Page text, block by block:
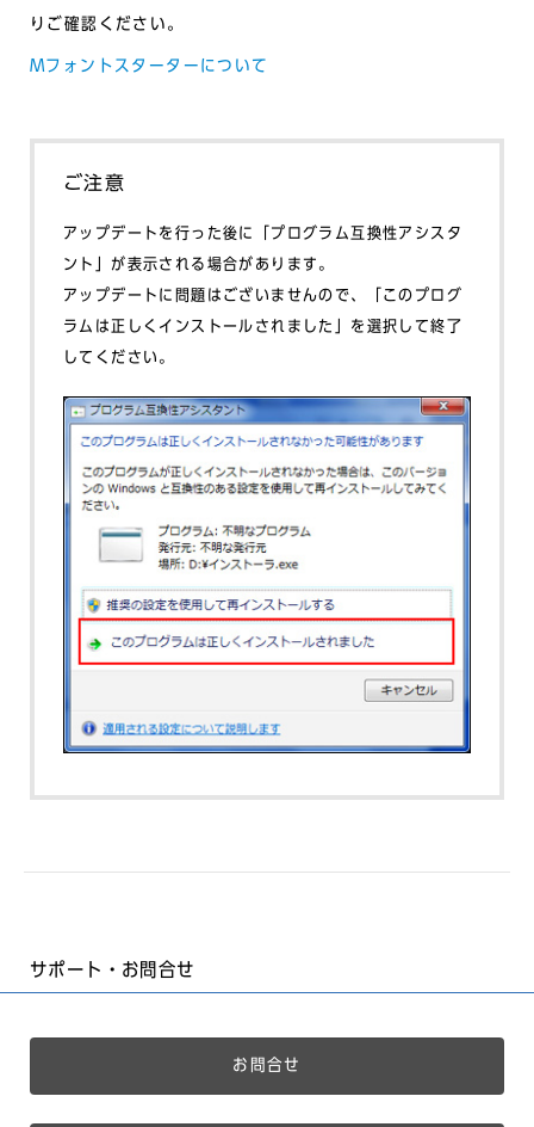
りご確認ください。
Mフォントスターターについて
ご注意
アップデートを行った後に「プログラム互換性アシスタ
ント」が表示される場合があります。
アップデートに問題はございませんので、「このプログ
ラムは正しくインストールされました」を選択して終了
してください。
サポート・お問合せ
お問合せ